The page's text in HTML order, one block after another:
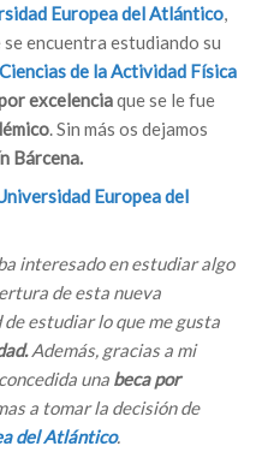
Europea del Atlántico,
encuentra estudiando su
de la Actividad Física
excelenciaque se le fue
. Sin más os dejamos
Bárcena.
Europea del
interesado en estudiar algo
de esta nueva
estudiar lo que me gusta
Además, gracias a mi
una beca por
a tomar la decisión de
del Atlántico.